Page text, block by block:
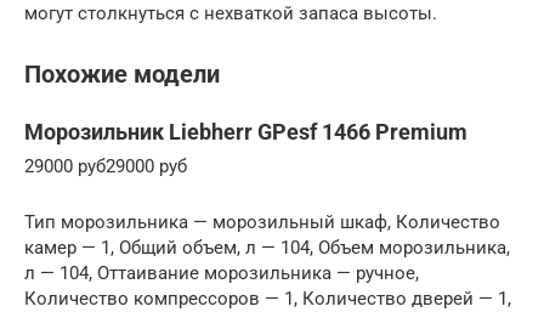
могут столкнуться с нехваткой запаса высоты.
Похожие модели
Морозильник Liebherr GPesf 1466 Premium
29000 руб29000 руб
Тип морозильника — морозильный шкаф, Количество
камер — 1, Общий объем, л — 104, Объем морозильника,
л — 104, Оттаивание морозильника — ручное,
Количество компрессоров — 1, Количество дверей — 1,